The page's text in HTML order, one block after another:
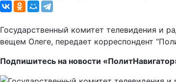
Государственный комитет телевидения и
вещем Олеге, передает корреспондент
Подпишитесь на новости